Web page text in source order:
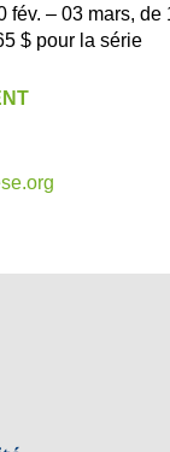
fév. – 03 mars,
$ pour la série